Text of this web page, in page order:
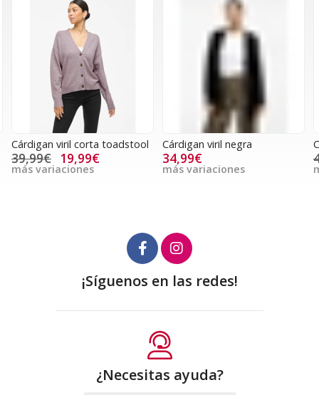
Cárdigan viril corta toadstool
39,99€ 19,99€
más variaciones
Cárdigan viril negra
34,99€
más variaciones
¡Síguenos en las redes!
¿Necesitas ayuda?